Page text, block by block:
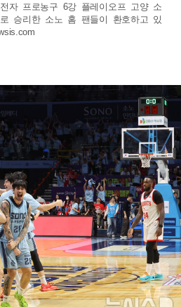
자 프로농구 6강 플레이오프 고양 소
승리한 소노 홈 팬들이 환호하고 있